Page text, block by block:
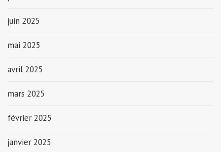
juin 2025
mai 2025
avril 2025
mars 2025
février 2025
janvier 2025